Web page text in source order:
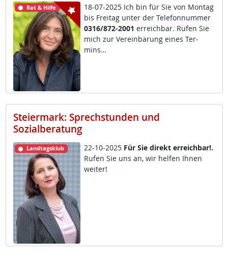
Rat & Hilfe
18-07-2025 Ich bin für Sie von Mon­tag
bis Frei­tag un­ter der Te­le­fon­num­mer
0316/872-2001 er­reich­bar. Ru­fen Sie
mich zur Ve­r­ein­ba­rung ei­nes Ter­
mins…
Steiermark: Sprechstunden und
Sozialberatung
Landtagsklub 22-10-2025 Für Sie di­rekt er­reich­bar!.
Ru­fen Sie uns an, wir hel­fen Ih­nen
wei­ter!